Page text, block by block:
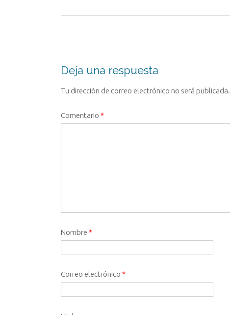
entrada
Deja una respuesta
Tu dirección de correo electrónico no será publicada.
Comentario *
Nombre *
Correo electrónico *